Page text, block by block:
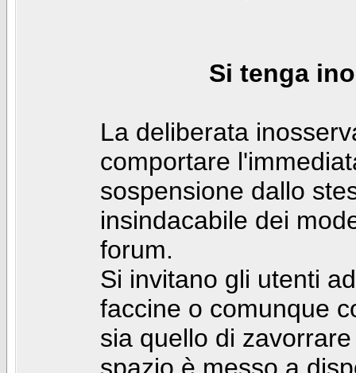
Si tenga
La deliberata
comportare
sospensione dallo
insindacabile dei
forum.
Si invitano gli utenti
faccine o comunque
sia quello di